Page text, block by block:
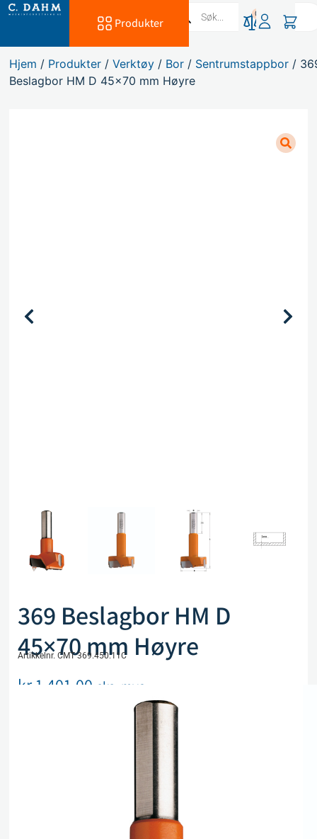
Produkter
0
Hjem / Produkter /Verktøy / Bor / Sentrumstappbor /
Beslagbor HM D 45×70 mm Høyre
369 Beslagbor HM D
45×70 mm Høyre
Artikkelnr. CMT 369.450.11C
kr1 401,00 eks. mva
Utsolgt, men kan bestilles
Legg i handlekurv
Sammenlign
Legg i ønskeliste